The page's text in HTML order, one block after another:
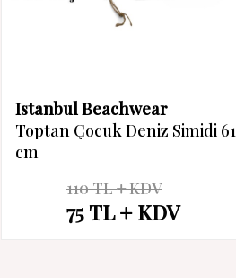
Istanbul Beachwear
Toptan Çocuk Deniz Simidi 61
cm
110TL KDV
75TL KDV